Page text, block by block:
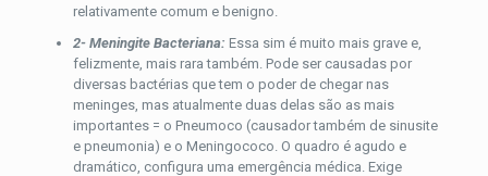
relativamente comum e benigno.
2- Meningite Bacteriana: Essa sim é muito mais grave e,
felizmente, mais rara também. Pode ser causadas por
diversas bactérias que tem o poder de chegar nas
meninges, mas atualmente duas delas são as mais
importantes = o Pneumoco (causador também de sinusite
e pneumonia) e o Meningococo. O quadro é agudo e
dramático, configura uma emergência médica. Exige